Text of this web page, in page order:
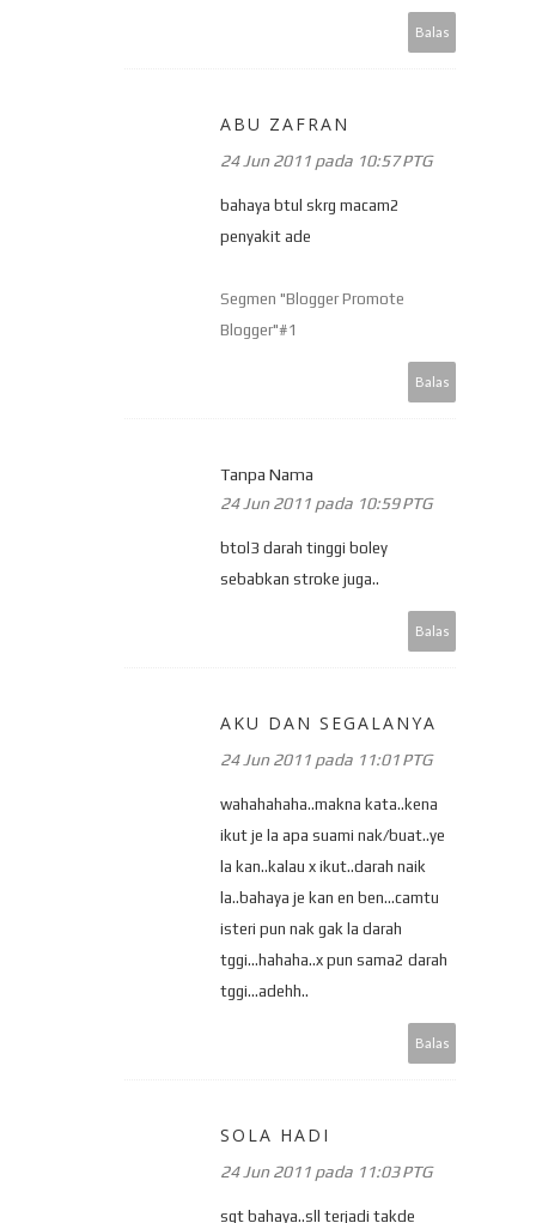
Balas
ABU ZAFRAN
24 Jun 2011 pada 10:57 PTG
bahaya btul skrg macam2
penyakit ade
Segmen "Blogger Promote
Blogger"#1
Balas
Tanpa Nama
24 Jun 2011 pada 10:59 PTG
btol3 darah tinggi boley
sebabkan stroke juga..
Balas
AKU DAN SEGALANYA
24 Jun 2011 pada 11:01 PTG
wahahahaha..makna kata..kena
ikut je la apa suami nak/buat..ye
la kan..kalau x ikut..darah naik
la..bahaya je kan en ben...camtu
isteri pun nak gak la darah
tggi...hahaha..x pun sama2 darah
tggi...adehh..
Balas
SOLA HADI
24 Jun 2011 pada 11:03 PTG
sgt bahaya..sll terjadi takde